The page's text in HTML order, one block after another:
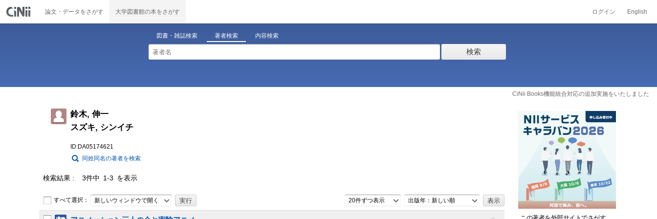
論文・データをさがす 大学図書館の本をさがす ログイン English
図書・雑誌検索 著者検索 内容検索
検索
CiNii Books機能統合対応の追加実施をいたしました
鈴木, 伸一
スズキ, シンイチ
ID:DA05174621
同姓同名の著者を検索
検索結果 3件中 1-3 を表示
すべて選択： 新しいウィンドウで開く 20件ずつ表示 出版年：新しい順